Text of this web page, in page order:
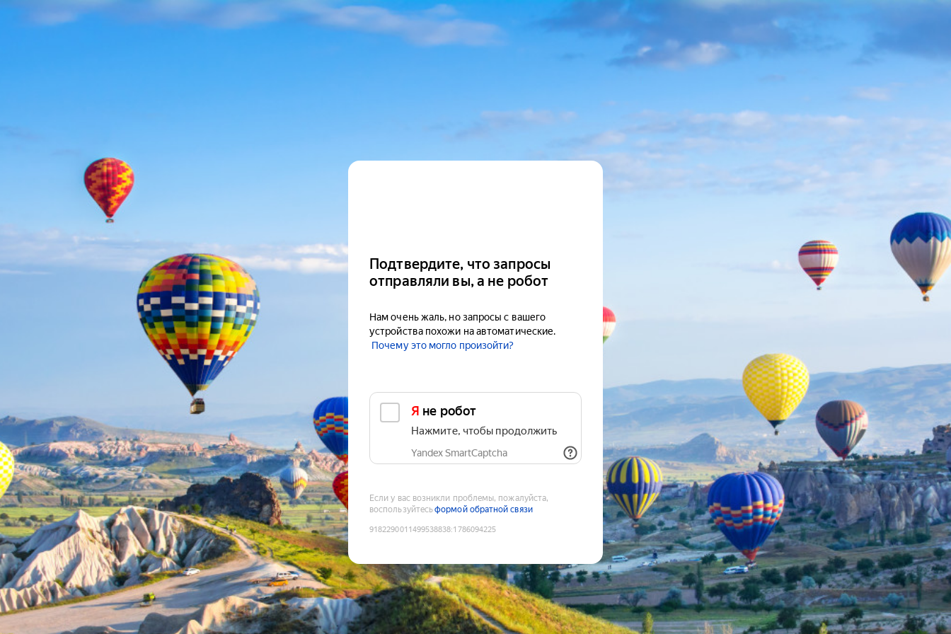
Подтвердите, что запросы
отправляли вы, а не робот
Нам очень жаль, но запросы с вашего
устройства похожи на автоматические.
Почему это могло произойти?
Я не робот
Нажмите, чтобы продолжить
Yandex SmartCaptcha
Если у вас возникли проблемы, пожалуйста,
воспользуйтесьформой обратной связи
9182290011499538838:1786094225